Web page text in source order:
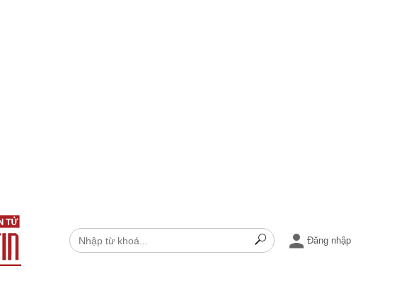
Đăng nhập